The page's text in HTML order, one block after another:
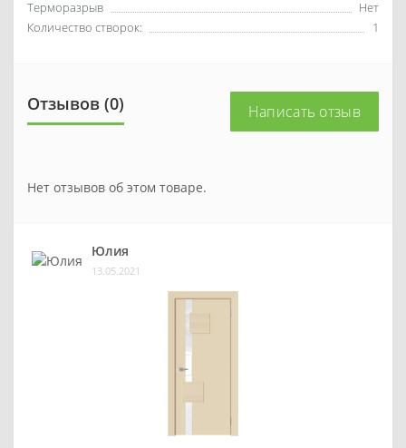
Терморазрыв
Нет
Количество створок:
1
Отзывов (0) Написать отзыв
Нет отзывов об этом товаре.
Юлия
13.05.2021